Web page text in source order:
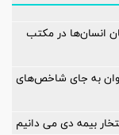
انسان‌ها در مکتب
به جای شاخص‌های
بیمه دی می دانیم